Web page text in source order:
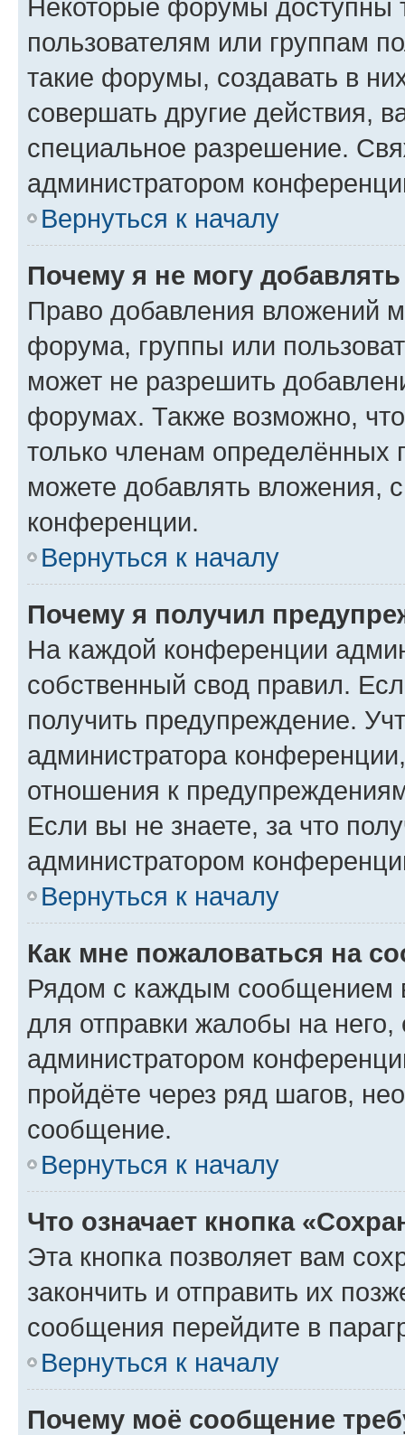
Некоторые форумы доступны
пользователям или группам
такие форумы, создавать в
совершать другие действия,
специальное разрешение.
администратором
Вернуться к началу
Почему я не могу
Право добавления вложений
форума, группы или
может не разрешить
форумах. Также возможно,
только членам определённых
можете добавлять вложения,
конференции.
Вернуться к началу
Почему я получил
На каждой конференции
собственный свод правил.
получить предупреждение.
администратора
отношения к
Если вы не знаете, за что
администратором
Вернуться к началу
Как мне пожаловаться на
Рядом с каждым сообщением
для отправки жалобы на
администратором
пройдёте через ряд шагов,
сообщение.
Вернуться к началу
Что означает кнопка
Эта кнопка позволяет вам
закончить и отправить их
сообщения перейдите в
Вернуться к началу
Почему моё сообщение